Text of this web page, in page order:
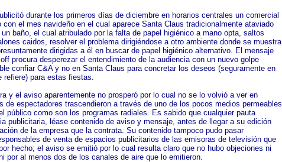
durante los primeros días de diciembre en horarios centrales un comercial
el mes navideño en el cual aparece Santa Claus tradicionalmente ataviado
baño, el cual atribulado por la falta de papel higiénico a mano opta, saltos
caidos, resolver el problema dirigiéndose a otro ambiente donde se muestra
dirigidas a él en buscar de papel higiénico alternativo. El mensaje
procura desperezar el entendimiento de la audiencia con un nuevo golpe
confiar C&A y no en Santa Claus para concretar los deseos (seguramente en
refiere) para estas fiestas.
y el aviso aparentemente no prosperó por lo cual no se lo volvió a ver en
de espectadores trascendieron a través de uno de los pocos medios permeables
público como son los programas radiales. Es sabido que cualquier pauta
publicitaria, léase contenido de aviso y mensaje, antes de llegar a su edición
de la empresa que la contrata. Su contenido tampoco pudo pasar
de venta de espacios publicitarios de las emisoras de televisión que
hecho; el aviso se emitió por lo cual resulta claro que no hubo objeciones ni
por al menos dos de los canales de aire que lo emitieron.